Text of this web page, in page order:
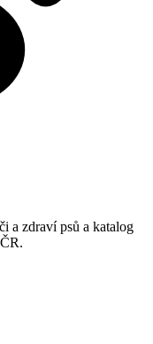
a zdraví psů a katalog